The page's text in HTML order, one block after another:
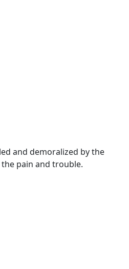
and demoralized by the
pain and trouble.